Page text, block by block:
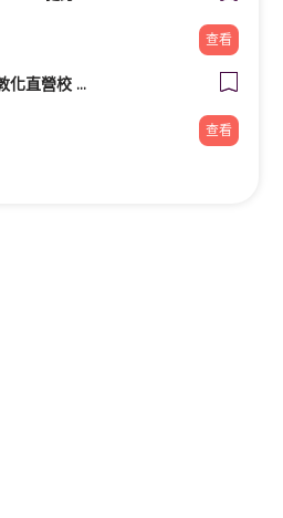
查看
Live互動美語 敦化直營校 小一先修｜幼兒美語班｜兒童美語班｜自然發音班｜全民英檢班｜
查看